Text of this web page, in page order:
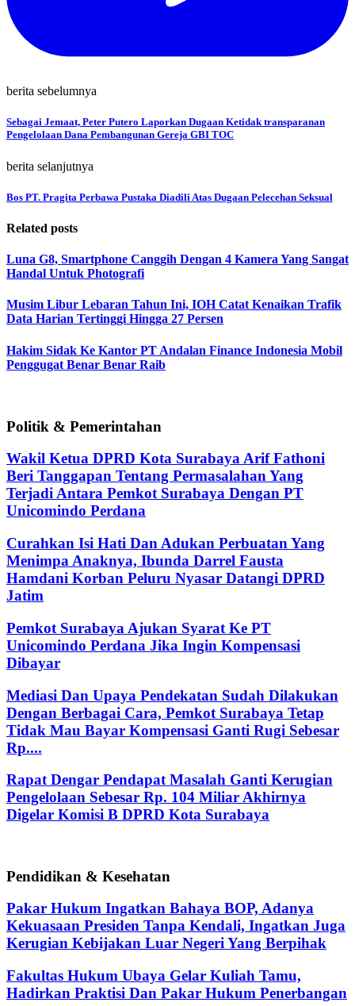
berita sebelumnya
Sebagai Jemaat, Peter Putero Laporkan Dugaan Ketidak transparanan
Pengelolaan Dana Pembangunan Gereja GBI TOC
berita selanjutnya
Bos PT. Pragita Perbawa Pustaka Diadili Atas Dugaan Pelecehan Seksual
Related posts
Luna G8, Smartphone Canggih Dengan 4 Kamera Yang Sangat
Handal Untuk Photografi
Musim Libur Lebaran Tahun Ini, IOH Catat Kenaikan Trafik
Data Harian Tertinggi Hingga 27 Persen
Hakim Sidak Ke Kantor PT Andalan Finance Indonesia Mobil
Penggugat Benar Benar Raib
Politik & Pemerintahan
Wakil Ketua DPRD Kota Surabaya Arif Fathoni
Beri Tanggapan Tentang Permasalahan Yang
Terjadi Antara Pemkot Surabaya Dengan PT
Unicomindo Perdana
Curahkan Isi Hati Dan Adukan Perbuatan Yang
Menimpa Anaknya, Ibunda Darrel Fausta
Hamdani Korban Peluru Nyasar Datangi DPRD
Jatim
Pemkot Surabaya Ajukan Syarat Ke PT
Unicomindo Perdana Jika Ingin Kompensasi
Dibayar
Mediasi Dan Upaya Pendekatan Sudah Dilakukan
Dengan Berbagai Cara, Pemkot Surabaya Tetap
Tidak Mau Bayar Kompensasi Ganti Rugi Sebesar
Rp....
Rapat Dengar Pendapat Masalah Ganti Kerugian
Pengelolaan Sebesar Rp. 104 Miliar Akhirnya
Digelar Komisi B DPRD Kota Surabaya
Pendidikan & Kesehatan
Pakar Hukum Ingatkan Bahaya BOP, Adanya
Kekuasaan Presiden Tanpa Kendali, Ingatkan Juga
Kerugian Kebijakan Luar Negeri Yang Berpihak
Fakultas Hukum Ubaya Gelar Kuliah Tamu,
Hadirkan Praktisi Dan Pakar Hukum Penerbangan